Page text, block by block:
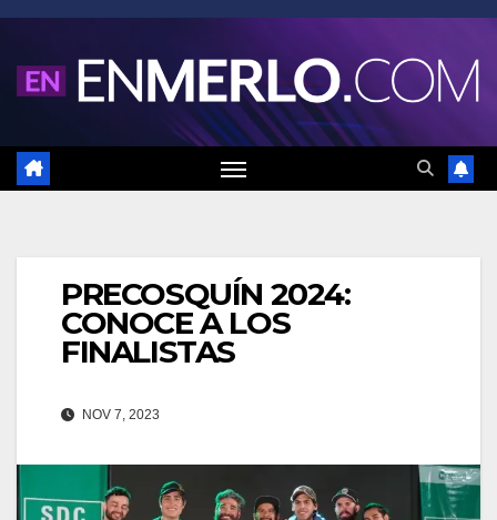
Saltar
contenido
PRECOSQUÍN 2024:
CONOCE A LOS
FINALISTAS
NOV 7, 2023